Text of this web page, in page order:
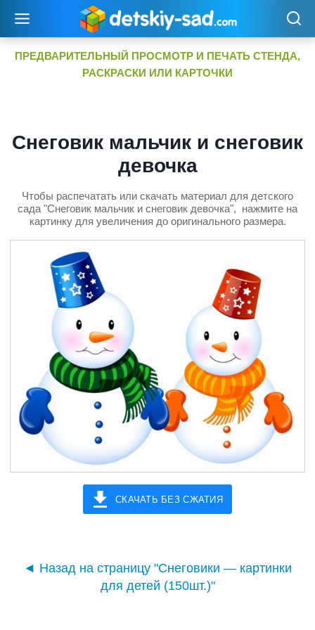
содержимому
ПРЕДВАРИТЕЛЬНЫЙ ПРОСМОТР И ПЕЧАТЬ СТЕНДА,
РАСКРАСКИ ИЛИ КАРТОЧКИ
Снеговик мальчик и снеговик
девочка
Чтобы распечатать или скачать материал для детского
сада "Снеговик мальчик и снеговик девочка", нажмите на
картинку для увеличения до оригинального размера.
СКАЧАТЬ БЕЗ СЖАТИЯ
◄ Назад на страницу "Снеговики — картинки
для детей (150шт.)"